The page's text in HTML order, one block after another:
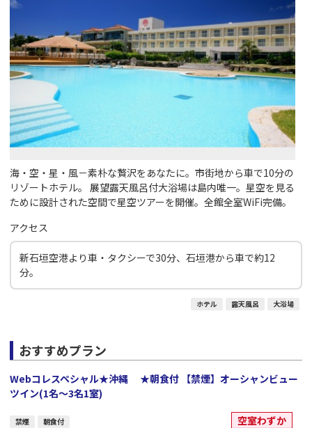
海・空・星・風－素朴な贅沢をあなたに。市街地から車で10分の
リゾートホテル。 展望露天風呂付大浴場は島内唯一。星空を見る
ために設計された空間で星空ツアーを開催。全館全室WiFi完備。
アクセス
新石垣空港より車・タクシーで30分、石垣港から車で約12
分。
ホテル 露天風呂 大浴場
おすすめプラン
Webコレスペシャル★沖縄 ★朝食付 【禁煙】オーシャンビュー
ツイン(1名～3名1室)
禁煙 朝食付 空室わずか